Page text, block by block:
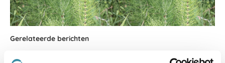
Gerelateerde berichten